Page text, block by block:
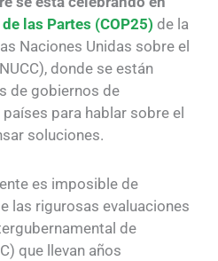
las Partes (COP25) de la
Naciones Unidas sobre el
donde se están
de gobiernos de
para hablar sobre el
soluciones.
es imposible de
las rigurosas evaluaciones
de
que llevan años